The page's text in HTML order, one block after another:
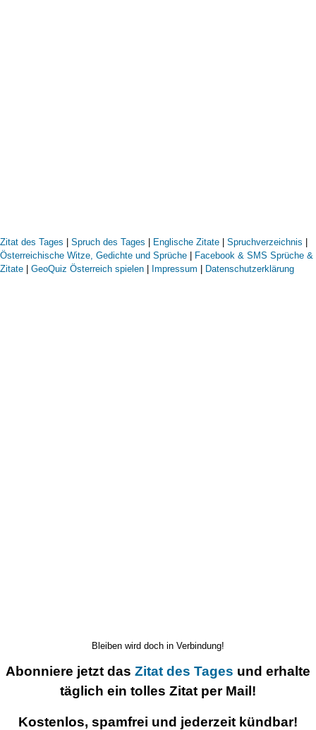
Zitat des Tages Spruch des Tages Englische Zitate Spruchverzeichnis
Österreichische Witze, Gedichte und Sprüche
Facebook & SMS Sprüche &
Zitate
GeoQuiz Österreich spielen Impressum Datenschutzerklärung
Bleiben wird doch in Verbindung!
Abonniere jetzt das Zitat des Tages und erhalte
täglich ein tolles Zitat per Mail!
Kostenlos, spamfrei und jederzeit kündbar!